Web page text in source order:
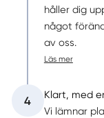
håller dig
något
av oss.
Läs mer
4
Klart, med
Vi lämnar